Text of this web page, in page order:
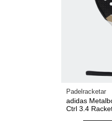
Padelracketar
adidas
Ctrl 3.4